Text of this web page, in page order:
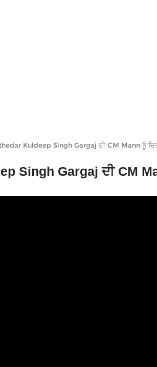
Kuldeep Singh Gargaj ਦੀ CM Mann ਨੂੰ
Singh Gargaj ਦੀ CM